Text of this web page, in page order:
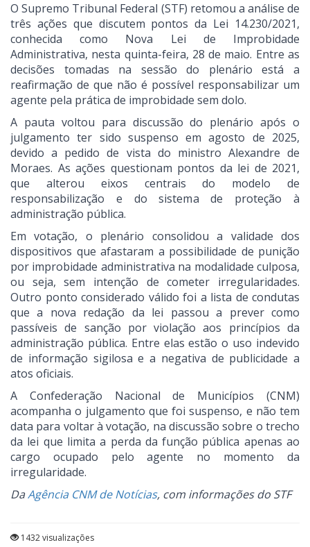
O Supremo Tribunal Federal (STF) retomou a análise de
três ações que discutem pontos da Lei 14.230/2021,
conhecida como Nova Lei de Improbidade
Administrativa, nesta quinta-feira, 28 de maio. Entre as
decisões tomadas na sessão do plenário está a
reafirmação de que não é possível responsabilizar um
agente pela prática de improbidade sem dolo.
A pauta voltou para discussão do plenário após o
julgamento ter sido suspenso em agosto de 2025,
devido a pedido de vista do ministro Alexandre de
Moraes. As ações questionam pontos da lei de 2021,
que alterou eixos centrais do modelo de
responsabilização e do sistema de proteção à
administração pública.
Em votação, o plenário consolidou a validade dos
dispositivos que afastaram a possibilidade de punição
por improbidade administrativa na modalidade culposa,
ou seja, sem intenção de cometer irregularidades.
Outro ponto considerado válido foi a lista de condutas
que a nova redação da lei passou a prever como
passíveis de sanção por violação aos princípios da
administração pública. Entre elas estão o uso indevido
de informação sigilosa e a negativa de publicidade a
atos oficiais.
A Confederação Nacional de Municípios (CNM)
acompanha o julgamento que foi suspenso, e não tem
data para voltar à votação, na discussão sobre o trecho
da lei que limita a perda da função pública apenas ao
cargo ocupado pelo agente no momento da
irregularidade.
DaAgência CNM de Notícias, com informações do STF
1432 visualizações